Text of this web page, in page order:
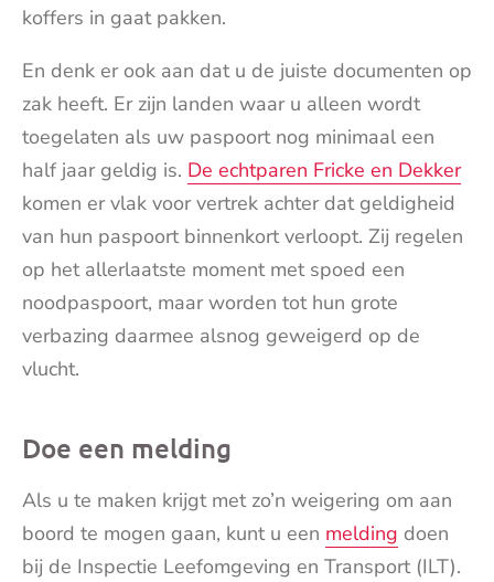
koffers in gaat pakken.
En denk er ook aan dat u de juiste documenten op
zak heeft. Er zijn landen waar u alleen wordt
toegelaten als uw paspoort nog minimaal een
half jaar geldig is. De echtparen Fricke en Dekker
komen er vlak voor vertrek achter dat geldigheid
van hun paspoort binnenkort verloopt. Zij regelen
op het allerlaatste moment met spoed een
noodpaspoort, maar worden tot hun grote
verbazing daarmee alsnog geweigerd op de
vlucht.
Doe een melding
Als u te maken krijgt met zo’n weigering om aan
boord te mogen gaan, kunt u een melding doen
bij de Inspectie Leefomgeving en Transport (ILT).